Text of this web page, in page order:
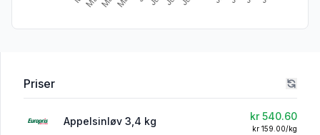
Priser
Appelsinløv 3,4 kg kr 540.60
kr 159.00/kg